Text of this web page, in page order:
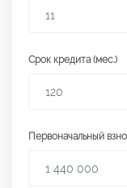
Срок кредита (мес.)
Первоначальный